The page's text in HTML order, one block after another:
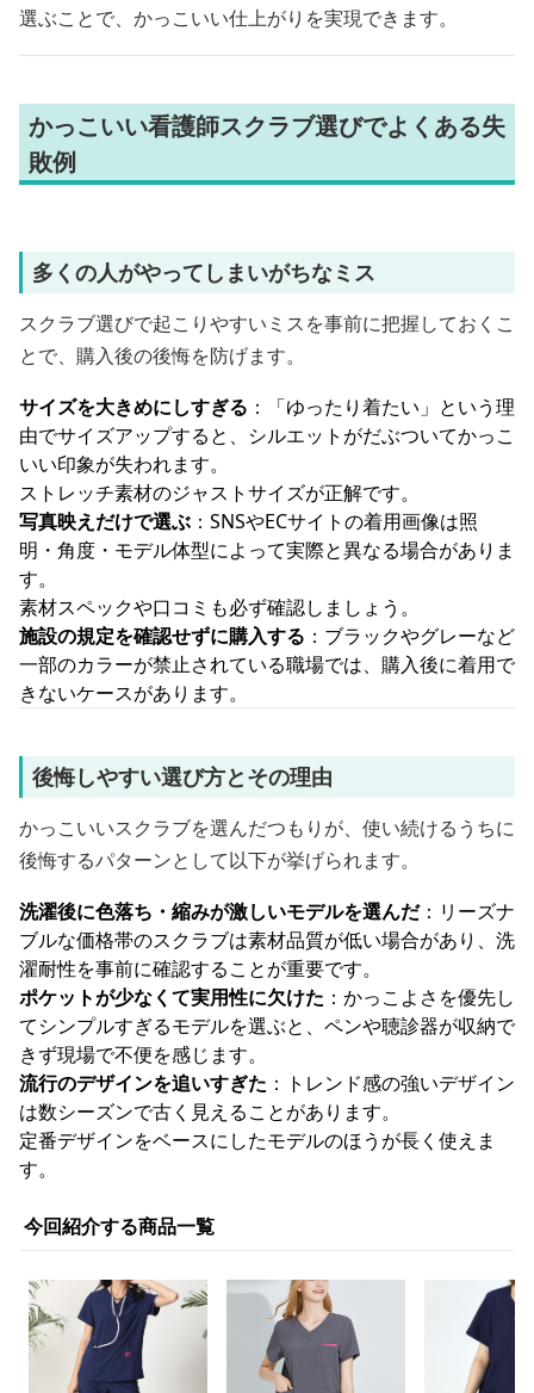
選ぶことで、かっこいい仕上がりを実現できます。
かっこいい看護師スクラブ選びでよくある失
敗例
多くの人がやってしまいがちなミス
スクラブ選びで起こりやすいミスを事前に把握しておくこ
とで、購入後の後悔を防げます。
サイズを大きめにしすぎる ：「ゆったり着たい」という理
由でサイズアップすると、シルエットがだぶついてかっこ
いい印象が失われます。
ストレッチ素材のジャストサイズが正解です。
写真映えだけで選ぶ ：SNSやECサイトの着用画像は照
明・角度・モデル体型によって実際と異なる場合がありま
す。
素材スペックや口コミも必ず確認しましょう。
施設の規定を確認せずに購入する ：ブラックやグレーなど
一部のカラーが禁止されている職場では、購入後に着用で
きないケースがあります。
後悔しやすい選び方とその理由
かっこいいスクラブを選んだつもりが、使い続けるうちに
後悔するパターンとして以下が挙げられます。
洗濯後に色落ち・縮みが激しいモデルを選んだ：リーズナ
ブルな価格帯のスクラブは素材品質が低い場合があり、洗
濯耐性を事前に確認することが重要です。
ポケットが少なくて実用性に欠けた ：かっこよさを優先し
てシンプルすぎるモデルを選ぶと、ペンや聴診器が収納で
きず現場で不便を感じます。
流行のデザインを追いすぎた ：トレンド感の強いデザイン
は数シーズンで古く見えることがあります。
定番デザインをベースにしたモデルのほうが長く使えま
す。
今回紹介する商品一覧